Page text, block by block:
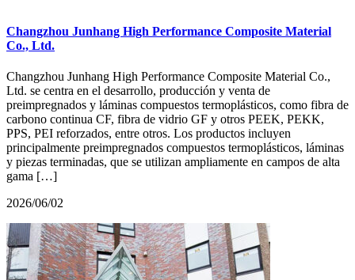
Changzhou Junhang High Performance Composite Material
Co., Ltd.
Changzhou Junhang High Performance Composite Material Co.,
Ltd. se centra en el desarrollo, producción y venta de
preimpregnados y láminas compuestos termoplásticos, como fibra de
carbono continua CF, fibra de vidrio GF y otros PEEK, PEKK,
PPS, PEI reforzados, entre otros. Los productos incluyen
principalmente preimpregnados compuestos termoplásticos, láminas
y piezas terminadas, que se utilizan ampliamente en campos de alta
gama […]
2026/06/02